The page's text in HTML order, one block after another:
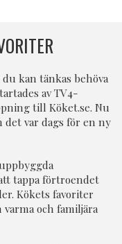
kan tänkas behöva
av TV4-
till Köket.se. Nu
det var dags för en ny
tappa förtroendet
Kökets favoriter
och familjära